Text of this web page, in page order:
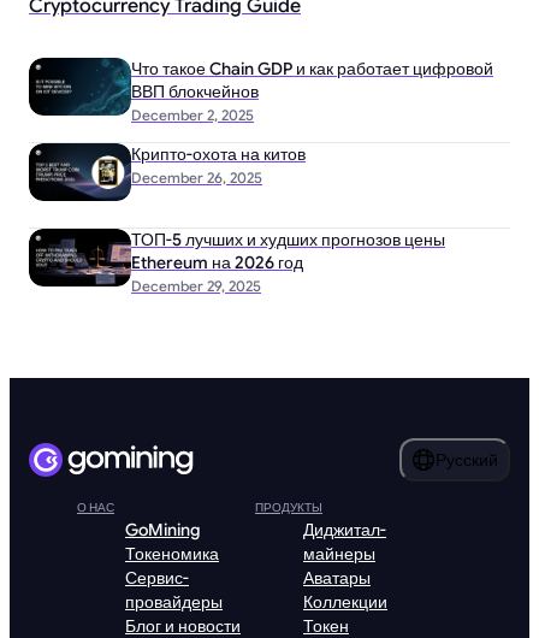
Cryptocurrency Trading Guide
December 2, 2025
Что такое Chain GDP и как работает цифровой
ВВП блокчейнов
December 26, 2025
Крипто-охота на китов
December 29, 2025
ТОП-5 лучших и худших прогнозов цены
Ethereum на 2026 год
Русский
О НАС
GoMining
Токеномика
Сервис-
провайдеры
Блог и новости
ПРОДУКТЫ
Диджитал-
майнеры
Аватары
Коллекции
Токен